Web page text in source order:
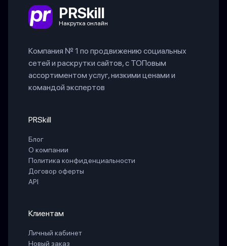
PRSkill
Накрутка онлайн
Компания № 1 по продвижению социальных
сетей и раскрутки сайтов, с ТОПовым
ассортиментом услуг, низкими ценами и
командой экспертов
PRSkill
Блог
О компании
Политика конфиденциальности
Договор оферты
API
Клиентам
Личный кабинет
Новый заказ